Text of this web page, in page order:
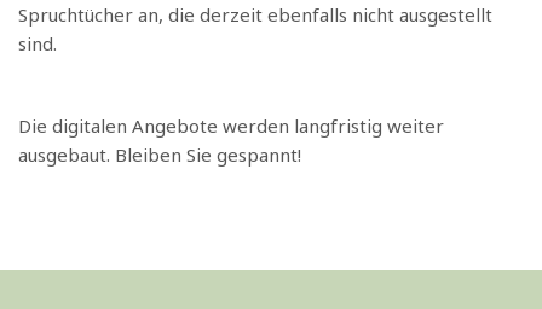
Spruchtücher an, die derzeit ebenfalls nicht ausgestellt
sind.
Die digitalen Angebote werden langfristig weiter
ausgebaut. Bleiben Sie gespannt!